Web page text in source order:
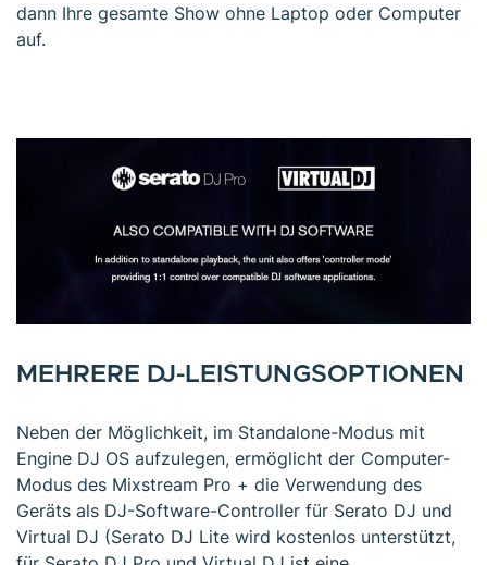
dann Ihre gesamte Show ohne Laptop oder Computer
auf.
MEHRERE DJ-LEISTUNGSOPTIONEN
Neben der Möglichkeit, im Standalone-Modus mit
Engine DJ OS aufzulegen, ermöglicht der Computer-
Modus des Mixstream Pro + die Verwendung des
Geräts als DJ-Software-Controller für Serato DJ und
Virtual DJ (Serato DJ Lite wird kostenlos unterstützt,